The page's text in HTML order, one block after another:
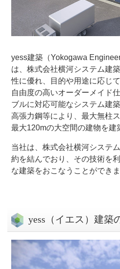
yess建築（Yokogawa
は、株式会社横河システム建
性に優れ、目的や用途に応じ
自由度の高いオーダーメイド
ブルに対応可能なシステム建
高張力鋼等により、最大無柱
最大120mの大空間の建物を建
当社は、株式会社横河システ
約を結んでおり、その技術を
な建築をおこなうことができま
yess（イエス）建築